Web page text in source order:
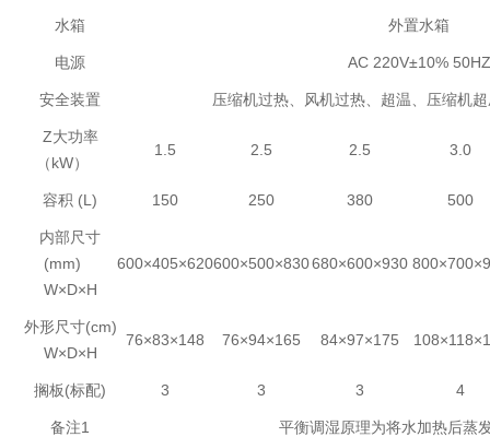
水箱 外置水箱
电源 AC 220V±10% 50HZ
安全装置 压缩机过热、风机过热、超温、压缩机
Z大功率
（kW）
1.5 2.5 2.5 3.0
容积 (L) 150 250 380 500
内部尺寸
(mm)
W×D×H
600×405×620600×500×830680×600×930
外形尺寸(cm)
W×D×H
76×83×148 76×94×165 84×97×175
搁板(标配) 3 3 3 4
备注1 平衡调湿原理为将水加热后蒸